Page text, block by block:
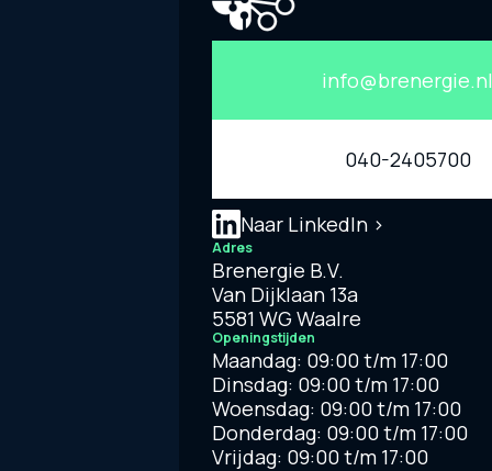
info@brenergie.nl
040-2405700
Naar LinkedIn >
Adres
Brenergie B.V.
Van Dijklaan 13a
5581 WG Waalre
Openingstijden
Maandag: 09:00 t/m 17:00
Dinsdag: 09:00 t/m 17:00
Woensdag: 09:00 t/m 17:00
Donderdag: 09:00 t/m 17:00
Vrijdag: 09:00 t/m 17:00